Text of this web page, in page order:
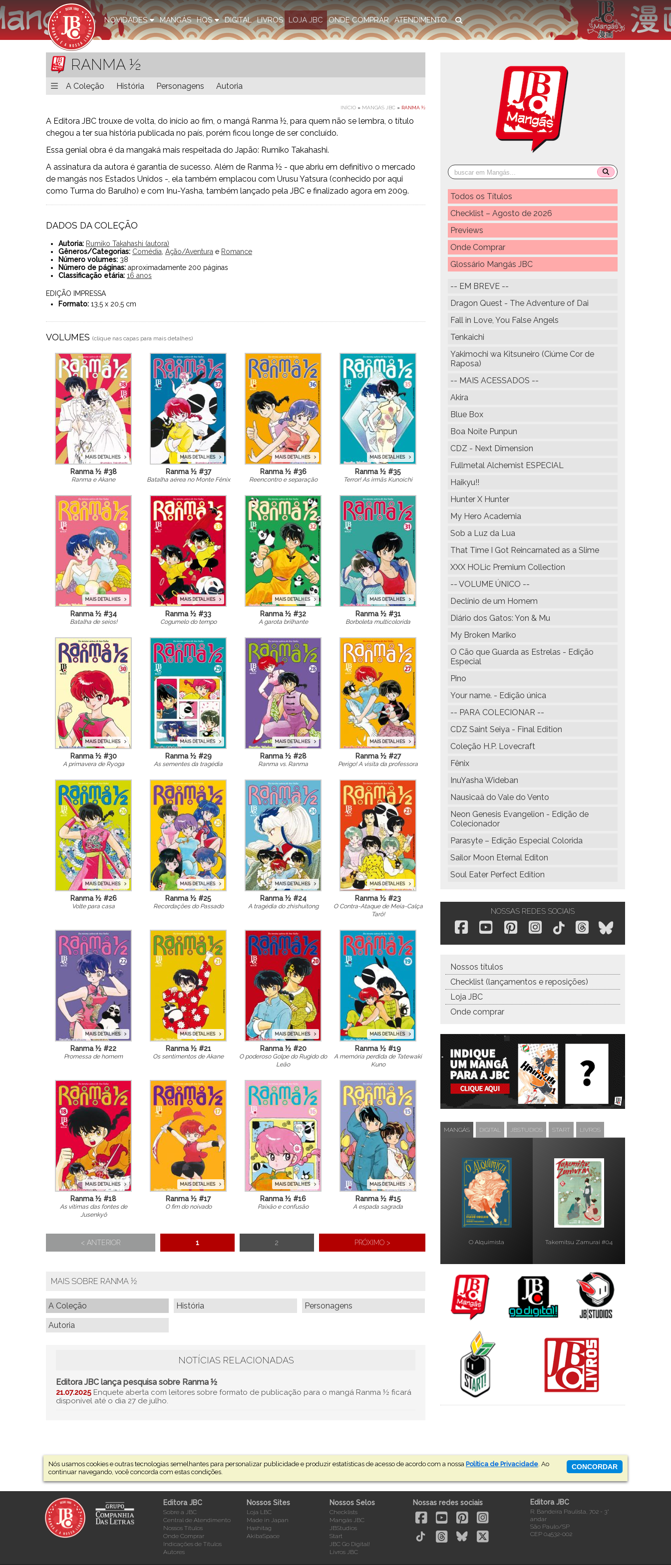
NOVIDADES MANGÁS HQS DIGITAL LIVROS LOJA JBC ONDE COMPRAR ATENDIMENTO
RANMA ½
A Coleção História Personagens Autoria
INÍCIO » MANGÁS JBC » RANMA ½
A Editora JBC trouxe de volta, do início ao fim, o mangá Ranma ½, para quem não se lembra, o título
chegou a ter sua história publicada no país, porém ficou longe de ser concluído.
Essa genial obra é da mangaká mais respeitada do Japão: Rumiko Takahashi.
A assinatura da autora é garantia de sucesso. Além de Ranma ½ - que abriu em definitivo o mercado
de mangás nos Estados Unidos -, ela também emplacou com Urusu Yatsura (conhecido por aqui
como Turma do Barulho) e com Inu-Yasha, também lançado pela JBC e finalizado agora em 2009.
DADOS DA COLEÇÃO
Autoria: Rumiko Takahashi (autora)
Gêneros/Categorias: Comédia Ação/Aventura e Romance
Número volumes: 38
Número de páginas: aproximadamente 200 páginas
Classificação etária: 16 anos
EDIÇÃO IMPRESSA
Formato: 13,5 x 20,5 cm
VOLUMES (clique nas capas para mais detalhes)
MAIS DETALHES
Ranma ½ #38
Ranma e Akane
MAIS DETALHES
Ranma ½ #37
Batalha aérea no Monte Fênix
MAIS DETALHES
Ranma ½ #36
Reencontro e separação
MAIS DETALHES
Ranma ½ #35
Terror! As irmãs Kunoichi
MAIS DETALHES
Ranma ½ #34
Batalha de seios!
MAIS DETALHES
Ranma ½ #33
Cogumelo do tempo
MAIS DETALHES
Ranma ½ #32
A garota brilhante
MAIS DETALHES
Ranma ½ #31
Borboleta multicolorida
MAIS DETALHES
Ranma ½ #30
A primavera de Ryoga
MAIS DETALHES
Ranma ½ #29
As sementes da tragédia
MAIS DETALHES
Ranma ½ #28
Ranma vs. Ranma
MAIS DETALHES
Ranma ½ #27
Perigo! A visita da professora
MAIS DETALHES
Ranma ½ #26
Volte para casa
MAIS DETALHES
Ranma ½ #25
Recordações do Passado
MAIS DETALHES
Ranma ½ #24
A tragédia do zhishuitong
MAIS DETALHES
Ranma ½ #23
O Contra-Ataque de Meia-Calça
Tarô!
MAIS DETALHES
Ranma ½ #22
Promessa de homem
MAIS DETALHES
Ranma ½ #21
Os sentimentos de Akane
MAIS DETALHES
Ranma ½ #20
O poderoso Golpe do Rugido do
Leão
MAIS DETALHES
Ranma ½ #19
A memória perdida de Tatewaki
Kuno
MAIS DETALHES
Ranma ½ #18
As vítimas das fontes de
Jusenkyô
MAIS DETALHES
Ranma ½ #17
O fim do noivado
MAIS DETALHES
Ranma ½ #16
Paixão e confusão
MAIS DETALHES
Ranma ½ #15
A espada sagrada
< ANTERIOR 1 2 PRÓXIMO >
MAIS SOBRE RANMA ½
A Coleção História Personagens
Autoria
NOTÍCIAS RELACIONADAS
Editora JBC lança pesquisa sobre Ranma ½
21.07.2025 Enquete aberta com leitores sobre formato de publicação para o mangá Ranma ½ ficará
disponível até o dia 27 de julho.
Todos os Títulos
Checklist – Agosto de 2026
Previews
Onde Comprar
Glossário Mangás JBC
-- EM BREVE --
Dragon Quest - The Adventure of Dai
Fall in Love, You False Angels
Tenkaichi
Yakimochi wa Kitsuneiro (Ciúme Cor de
Raposa)
-- MAIS ACESSADOS --
Akira
Blue Box
Boa Noite Punpun
CDZ - Next Dimension
Fullmetal Alchemist ESPECIAL
Haikyu!!
Hunter X Hunter
My Hero Academia
Sob a Luz da Lua
That Time I Got Reincarnated as a Slime
XXX HOLic Premium Collection
-- VOLUME ÚNICO --
Declínio de um Homem
Diário dos Gatos: Yon & Mu
My Broken Mariko
O Cão que Guarda as Estrelas - Edição
Especial
Pino
Your name. - Edição única
-- PARA COLECIONAR --
CDZ Saint Seiya - Final Edition
Coleção H.P. Lovecraft
Fênix
InuYasha Wideban
Nausicaä do Vale do Vento
Neon Genesis Evangelion - Edição de
Colecionador
Parasyte – Edição Especial Colorida
Sailor Moon Eternal Editon
Soul Eater Perfect Edition
NOSSAS REDES SOCIAIS
Nossos títulos
Checklist (lançamentos e reposições)
Loja JBC
Onde comprar
MANGÁS DIGITAL JBSTUDIOS START LIVROS
O Alquimista Takemitsu Zamurai #04
Nós usamos cookies e outras tecnologias semelhantes para personalizar publicidade e produzir estatísticas de acesso de acordo com a nossa Política de Privacidade. Ao
continuar navegando, você concorda com estas condições.
CONCORDAR
Editora JBC
Sobre a JBC
Central de Atendimento
Nossos Títulos
Onde Comprar
Indicações de Títulos
Autores
Nossos Sites
Loja LBC
Made in Japan
Hashitag
AkibaSpace
Nossos Selos
Checklists
Mangás JBC
JBStudios
Start
JBC Go Digital!
Livros JBC
Nossas redes sociais Editora JBC
R. Bandeira Paulista, 702 - 3°
andar
São Paulo/SP
CEP 04532-002